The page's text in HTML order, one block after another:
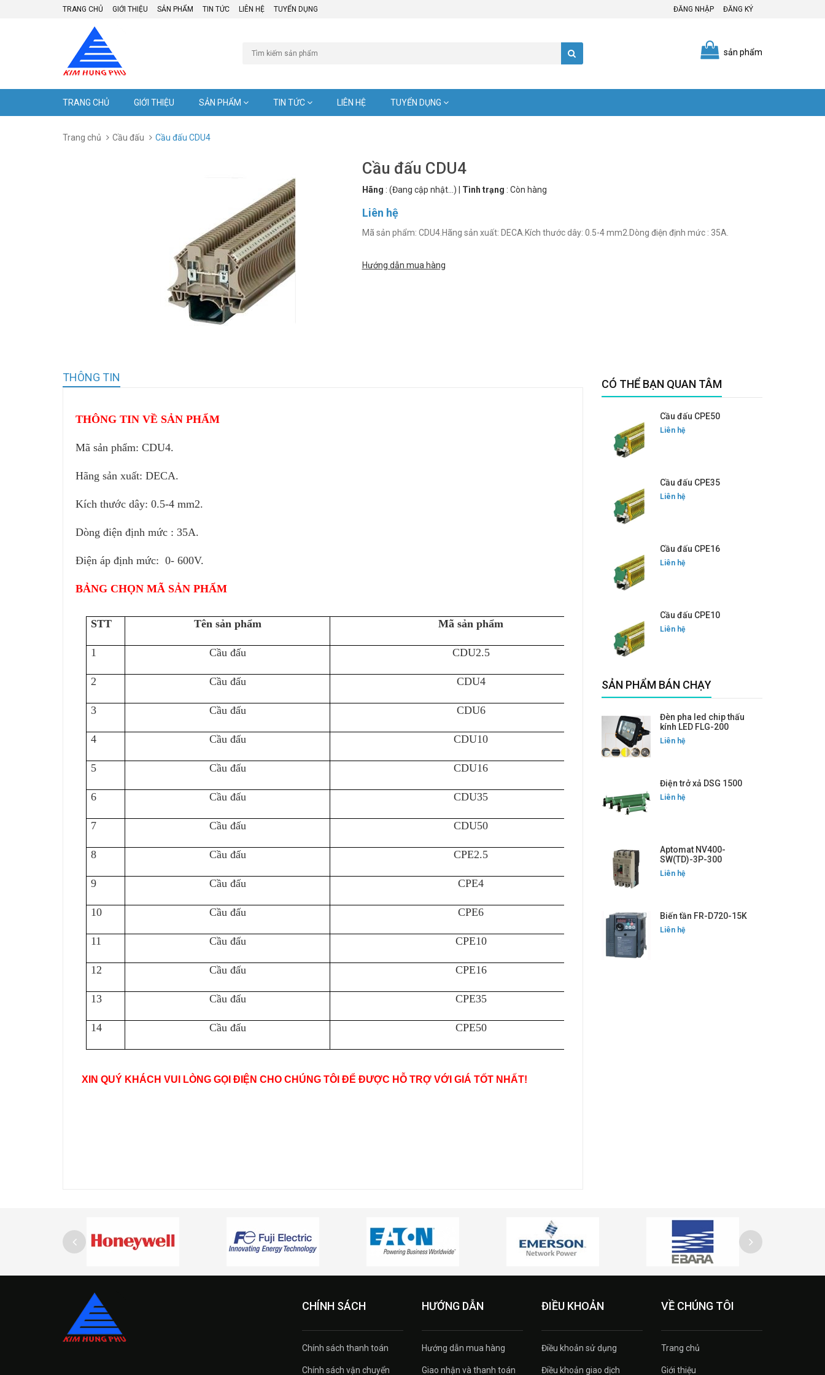
TRANG CHỦ GIỚI THIỆU SẢN PHẨM TIN TỨC LIÊN HỆ TUYỂN DỤNG ĐĂNG NHẬP ĐĂNG KÝ
sản phẩm
TRANG CHỦ GIỚI THIỆU SẢN PHẨM TIN TỨC LIÊN HỆ TUYỂN DỤNG
Trang chủ Cầu đấu Cầu đấu CDU4
Cầu đấu CDU4
Hãng : (Đang cập nhật...) Tình trạng : Còn hàng
Liên hệ
Mã sản phẩm: CDU4.Hãng sản xuất: DECA.Kích thước dây: 0.5-4 mm2.Dòng điện định mức : 35A.
Hướng dẫn mua hàng
THÔNG TIN
THÔNG TIN VỀ SẢN PHẨM
Mã sản phẩm: CDU4.
Hãng sản xuất: DECA.
Kích thước dây: 0.5-4 mm2.
Dòng điện định mức : 35A.
Điện áp định mức: 0- 600V.
BẢNG CHỌN MÃ SẢN PHẨM
STT Tên sản phẩm Mã sản phẩm
1 Cầu đấu CDU2.5
2 Cầu đấu CDU4
3 Cầu đấu CDU6
4 Cầu đấu CDU10
5 Cầu đấu CDU16
6 Cầu đấu CDU35
7 Cầu đấu CDU50
8 Cầu đấu CPE2.5
9 Cầu đấu CPE4
10 Cầu đấu CPE6
11 Cầu đấu CPE10
12 Cầu đấu CPE16
13 Cầu đấu CPE35
14 Cầu đấu CPE50
XIN QUÝ KHÁCH VUI LÒNG GỌI ĐIỆN CHO CHÚNG TÔI ĐỂ ĐƯỢC HỖ TRỢ VỚI GIÁ TỐT NHẤT!
CÓ THỂ BẠN QUAN TÂM
Cầu đấu CPE50
Liên hệ
Cầu đấu CPE35
Liên hệ
Cầu đấu CPE16
Liên hệ
Cầu đấu CPE10
Liên hệ
SẢN PHẨM BÁN CHẠY
Đèn pha led chip thấu
kính LED FLG-200
Liên hệ
Điện trở xả DSG 1500
Liên hệ
Aptomat NV400-
SW(TD)-3P-300
Liên hệ
Biến tần FR-D720-15K
Liên hệ
CHÍNH SÁCH
Chính sách thanh toán
Chính sách vận chuyển
HƯỚNG DẪN
Hướng dẫn mua hàng
Giao nhận và thanh toán
ĐIỀU KHOẢN
Điều khoản sử dụng
Điều khoản giao dịch
VỀ CHÚNG TÔI
Trang chủ
Giới thiệu